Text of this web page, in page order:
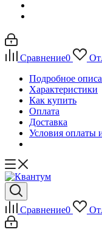
Сравнение0
Подробное
Характеристики
Как купить
Оплата
Доставка
Условия оплаты
Сравнение0